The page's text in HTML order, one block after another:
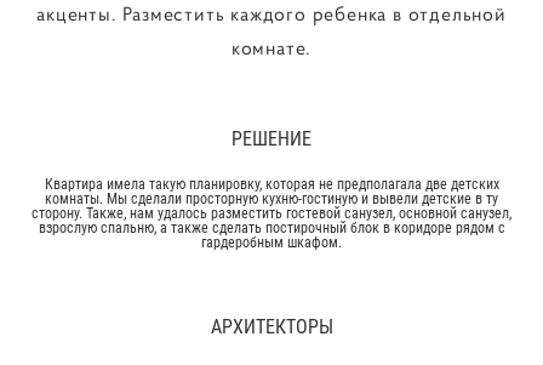
акценты. Разместить каждого ребенка в отдельной
комнате.
РЕШЕНИЕ
Квартира имела такую планировку, которая не предполагала две детских
комнаты. Мы сделали просторную кухню-гостиную и вывели детские в ту
сторону. Также, нам удалось разместить гостевой санузел, основной санузел,
взрослую спальню, а также сделать постирочный блок в коридоре рядом с
гардеробным шкафом.
АРХИТЕКТОРЫ